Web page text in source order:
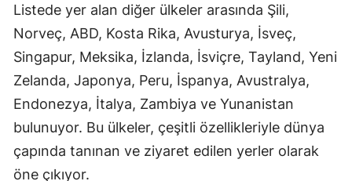
Manisa
Mardin
Muş
Listede yer alan diğer ülkeler arasında Şili,
Norveç, ABD, Kosta Rika, Avusturya, İsveç,
Singapur, Meksika, İzlanda, İsviçre, Tayland, Yeni
Zelanda, Japonya, Peru, İspanya, Avustralya,
Endonezya, İtalya, Zambiya ve Yunanistan
bulunuyor. Bu ülkeler, çeşitli özellikleriyle dünya
çapında tanınan ve ziyaret edilen yerler olarak
öne çıkıyor.